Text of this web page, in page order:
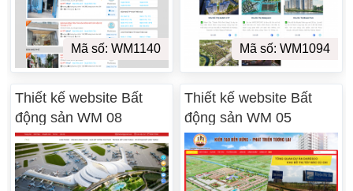
Mã số: WM1140 Mã số: WM1094
Thiết kế website Bất
động sản WM 08
Thiết kế website Bất
động sản WM 05